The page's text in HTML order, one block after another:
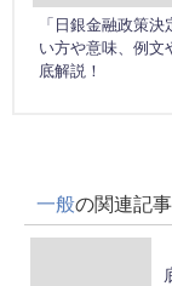
「日銀金融政策決
い方や意味、例文
底解説！
一般の関連記事